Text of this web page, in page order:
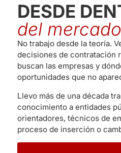
DESDE
del
No trabajo desde la teoría.
decisiones de contratación
buscan las empresas y
oportunidades que no
Llevo más de una década
conocimiento a entidades
orientadores, técnicos de
proceso de inserción o